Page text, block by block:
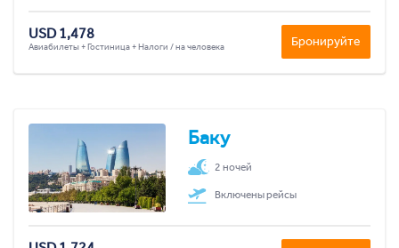
USD 1,478
Авиабилеты + Гостиница + Налоги / на человека Бронируйте
Баку
2 ночей
Включены рейсы